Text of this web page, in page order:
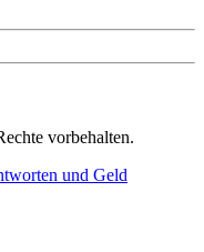
vorbehalten.